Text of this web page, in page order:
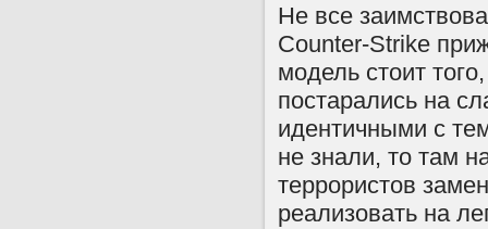
Не все
Counter-Strike
модель стоит
постарались на
идентичными с
не знали, то там
террористов
реализовать на